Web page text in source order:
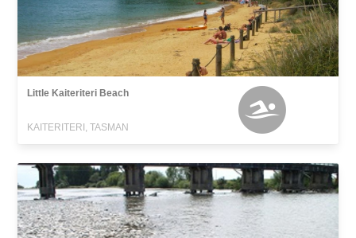
Little Kaiteriteri Beach
KAITERITERI, TASMAN